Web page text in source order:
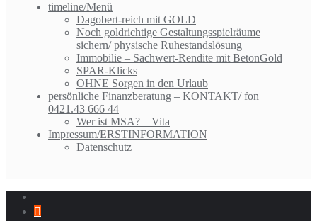
timeline/Menü
Dagobert-reich mit GOLD
Noch goldrichtige Gestaltungsspielräume
sichern/ physische Ruhestandslösung
Immobilie – Sachwert-Rendite mit BetonGold
SPAR-Klicks
OHNE Sorgen in den Urlaub
persönliche Finanzberatung – KONTAKT/ fon
0421.43 666 44
Wer ist MSA? – Vita
Impressum/ERSTINFORMATION
Datenschutz